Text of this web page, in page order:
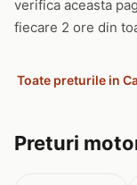
verifica aceasta
fiecare 2 ore din
Toate preturile in
Preturi